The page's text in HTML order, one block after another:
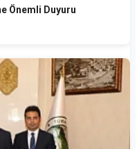
Önemli Duyuru